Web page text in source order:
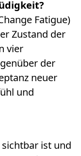
Fatigue)
Zustand der
vier
der
neuer
und
sichtbar ist und